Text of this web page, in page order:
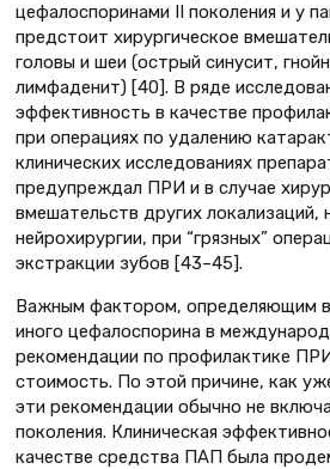
цефалоспоринами II поколения и у
предстоит хирургическое
головы и шеи (острый синусит,
лимфаденит) [40]. В ряде
эффективность в качестве
при операциях по удалению
клинических исследованиях
предупреждал ПРИ и в случае
вмешательств других локализаций,
нейрохирургии, при “грязных”
экстракции зубов [43–45].
Важным фактором, определяющим
иного цефалоспорина в
рекомендации по профилактике
стоимость. По этой причине, как
эти рекомендации обычно не
поколения. Клиническая
качестве средства ПАП была